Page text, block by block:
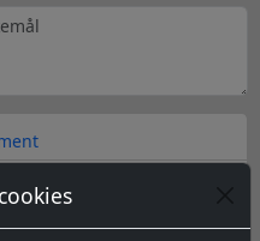
skärs ut i en 8-årig